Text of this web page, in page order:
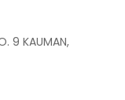
9 KAUMAN,